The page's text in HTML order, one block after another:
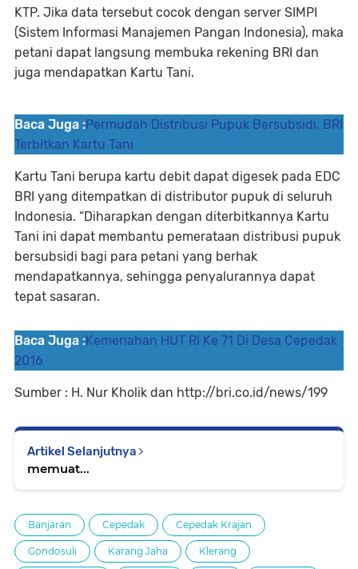
KTP. Jika data tersebut cocok dengan server SIMPI
(Sistem Informasi Manajemen Pangan Indonesia), maka
petani dapat langsung membuka rekening BRI dan
juga mendapatkan Kartu Tani.
Baca Juga :Permudah Distribusi Pupuk Bersubsidi, BRI
Terbitkan Kartu Tani
Kartu Tani berupa kartu debit dapat digesek pada EDC
BRI yang ditempatkan di distributor pupuk di seluruh
Indonesia. “Diharapkan dengan diterbitkannya Kartu
Tani ini dapat membantu pemerataan distribusi pupuk
bersubsidi bagi para petani yang berhak
mendapatkannya, sehingga penyalurannya dapat
tepat sasaran.
Baca Juga :Kemeriahan HUT RI Ke 71 Di Desa Cepedak
2016
Sumber : H. Nur Kholik dan http://bri.co.id/news/199
Artikel Selanjutnya
memuat...
Banjaran Cepedak Cepedak Krajan
Gondosuli Karang Jaha Klerang